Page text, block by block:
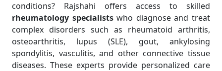
conditions? Rajshahi offers access to skilled
rheumatology specialistswho diagnose and treat
complex disorders such as rheumatoid arthritis,
osteoarthritis, lupus (SLE), gout, ankylosing
spondylitis, vasculitis, and other connective tissue
diseases. These experts provide personalized care